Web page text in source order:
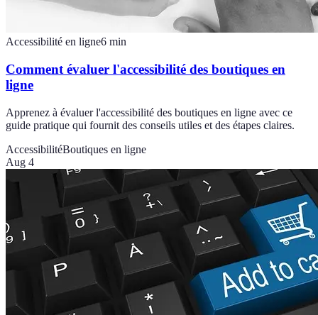
Accessibilité en ligne6 min
Comment évaluer l'accessibilité des boutiques en
ligne
Apprenez à évaluer l'accessibilité des boutiques en ligne avec ce
guide pratique qui fournit des conseils utiles et des étapes claires.
AccessibilitéBoutiques en ligne
Aug 4